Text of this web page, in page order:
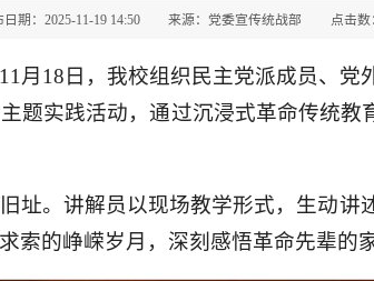
日期：2025-11-19 14:50 来源：党委宣传统战部 点击数
月18日，我校组织民主党派成员、
题实践活动，通过沉浸式革命传统
址。讲解员以现场教学形式，生动
的峥嵘岁月，深刻感悟革命先辈的